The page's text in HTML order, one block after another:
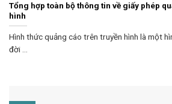
Tổng hợp toàn bộ thông tin về giấy phép
hình
Hình thức quảng cáo trên truyền hình là một
đời ...